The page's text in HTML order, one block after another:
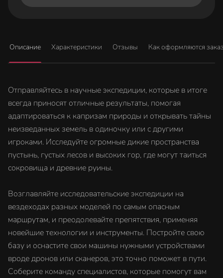
Описание Характеристики Отзывы Как оформляются
Отправляйтесь в научные экспедиции, которые в итоге
всегда приносят отличные результаты, помогая
адаптироваться к капризам природы и открывать тайны
неизведанных земель в одиночку или с другими
игроками. Исследуйте огромные дикие пространства
пустынь, густых лесов и высоких гор, где могут таиться
сокровища и древние руины.
Возглавляйте исследовательские экспедиции на
вездеходах разных моделей по самым опасным
маршрутам, и преодолевайте препятствия, применяя
новейшие технологии и инструменты. Постройте свою
базу и оснастите свои машины нужными устройствами
вроде дронов или сканеров, это точно поможет в пути.
Соберите команду специалистов, которые помогут вам